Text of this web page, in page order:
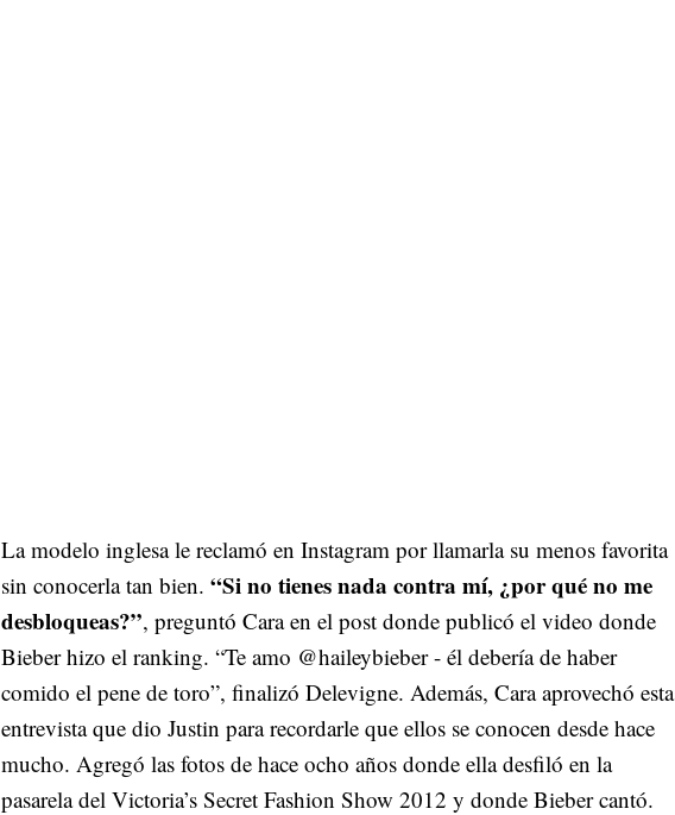
La modelo inglesa le reclamó en Instagram por llamarla su menos favorita
sin conocerla tan bien. “Si no tienes nada contra mí, ¿por qué no me
desbloqueas?”, preguntó Cara en el post donde publicó el video donde
Bieber hizo el ranking. “Te amo @haileybieber - él debería de haber
comido el pene de toro”, finalizó Delevigne. Además, Cara aprovechó esta
entrevista que dio Justin para recordarle que ellos se conocen desde hace
mucho. Agregó las fotos de hace ocho años donde ella desfiló en la
pasarela del Victoria’s Secret Fashion Show 2012 y donde Bieber cantó.